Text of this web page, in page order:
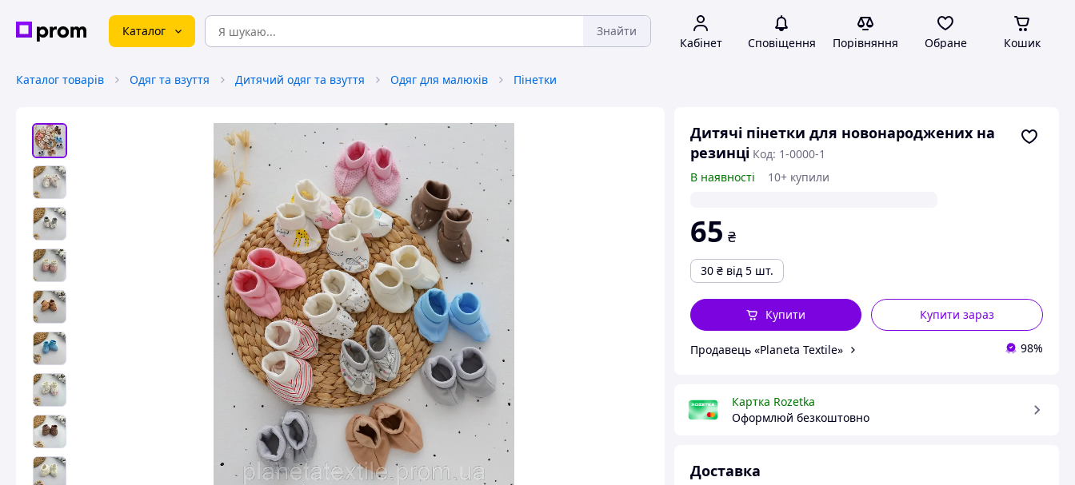
Каталог Знайти
Кабінет Сповіщення Порівняння Обране Кошик
Каталог товарів Одяг та взуття Дитячий одяг та взуття Одяг для малюків Пінетки
Дитячі пінетки для новонароджених на
резинці Код: 1-0000-1
В наявності
10+ купили
65 ₴
30 ₴ від 5 шт.
Купити зараз
Купити
Продавець «Planeta Textile» 98%
Картка Rozetka
Оформлюй безкоштовно
Доставка